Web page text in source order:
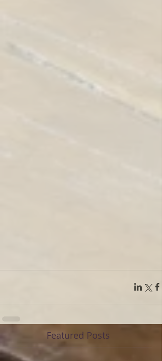
Featured Posts